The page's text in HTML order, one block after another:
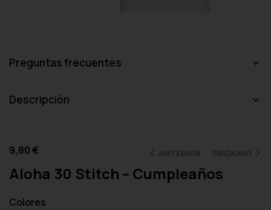
Preguntas frecuentes
Descripción
ANTERIOR PRÓXIMO
9,80€
Aloha 30 Stitch – Cumpleaños
Colores